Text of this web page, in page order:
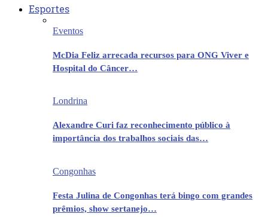
Esportes
Eventos
McDia Feliz arrecada recursos para ONG Viver e
Hospital do Câncer…
Londrina
Alexandre Curi faz reconhecimento público à
importância dos trabalhos sociais das…
Congonhas
Festa Julina de Congonhas terá bingo com grandes
prêmios, show sertanejo…